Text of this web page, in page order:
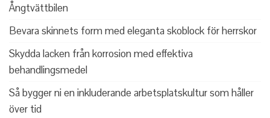
Ångtvättbilen
Bevara skinnets form med eleganta skoblock för herrskor
Skydda lacken från korrosion med effektiva
behandlingsmedel
Så bygger ni en inkluderande arbetsplatskultur som håller
över tid